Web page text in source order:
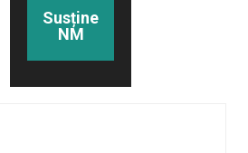
Susține
NM